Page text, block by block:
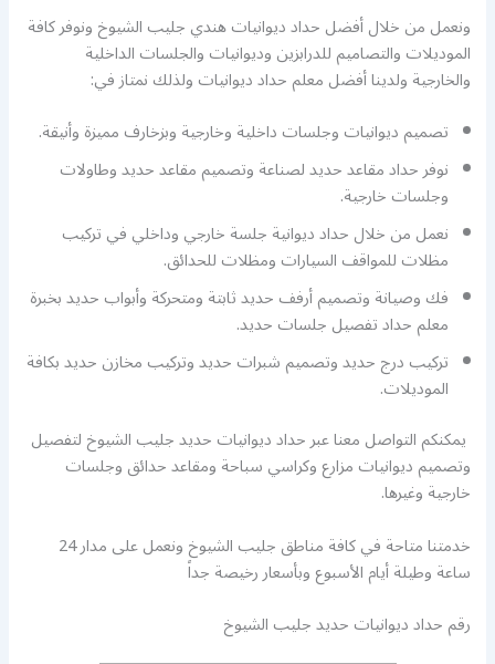
ونعمل من خلال أفضل حداد ديوانيات هندي جليب الشيوخ ونوفر كافة
الموديلات والتصاميم للدرابزين وديوانيات والجلسات الداخلية
والخارجية ولدينا أفضل معلم حداد ديوانيات ولذلك نمتاز في:
تصميم ديوانيات وجلسات داخلية وخارجية وبزخارف مميزة وأنيقة.
نوفر حداد مقاعد حديد لصناعة وتصميم مقاعد حديد وطاولات
وجلسات خارجية.
نعمل من خلال حداد ديوانية جلسة خارجي وداخلي في تركيب
مظلات للمواقف السيارات ومظلات للحدائق.
فك وصيانة وتصميم أرفف حديد ثابتة ومتحركة وأبواب حديد بخبرة
معلم حداد تفصيل جلسات حديد.
تركيب درج حديد وتصميم شبرات حديد وتركيب مخازن حديد بكافة
الموديلات.
يمكنكم التواصل معنا عبر حداد ديوانيات حديد جليب الشيوخ لتفصيل
وتصميم ديوانيات مزارع وكراسي سباحة ومقاعد حدائق وجلسات
خارجية وغيرها.
خدمتنا متاحة في كافة مناطق جليب الشيوخ ونعمل على مدار 24
ساعة وطيلة أيام الأسبوع وبأسعار رخيصة جداً
رقم حداد ديوانيات حديد جليب الشيوخ